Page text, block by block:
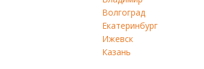
Волгоград
Екатеринбург
Ижевск
Казань